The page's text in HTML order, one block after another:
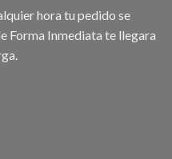
hora tu pedido se
Forma Inmediata te llegara